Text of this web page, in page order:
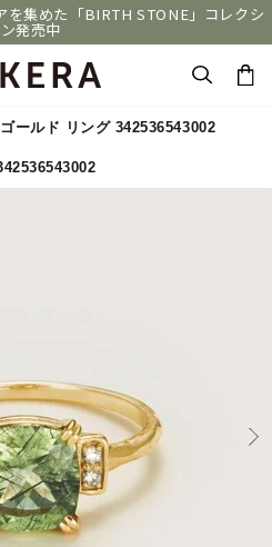
を集めた「BIRTH STONE」コレクシ
発売中
キーワードで検索する
すべてのジュエリー
ールド リング 342536543002